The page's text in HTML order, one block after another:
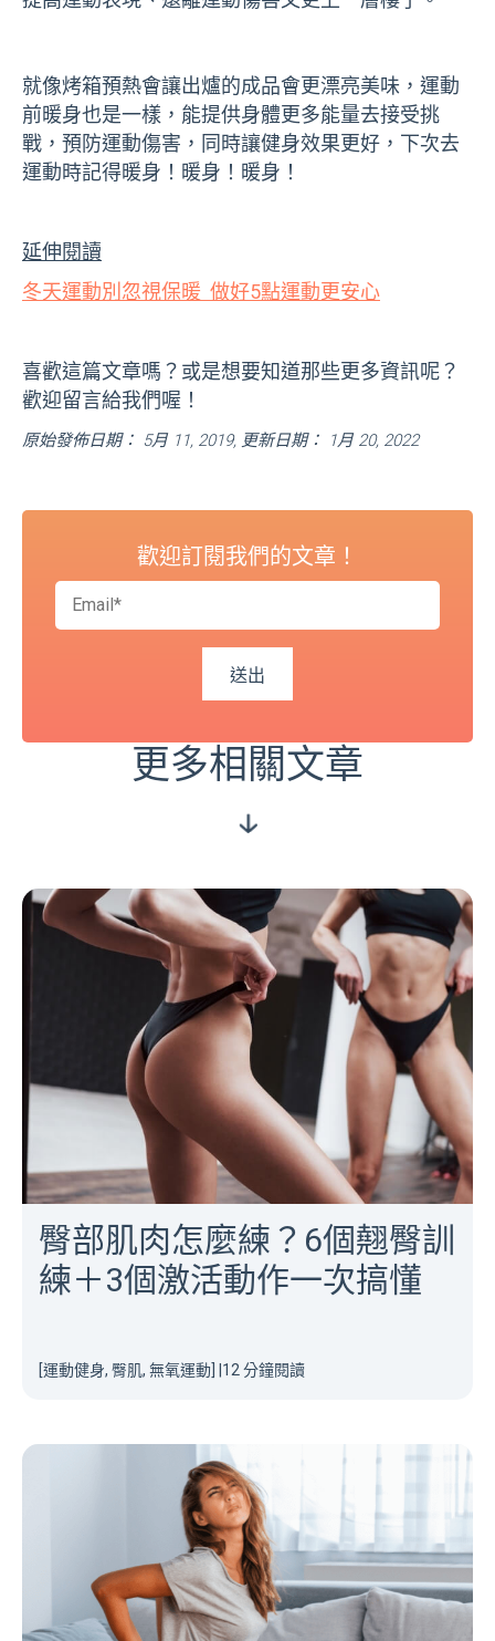
就像烤箱預熱會讓出爐的成品會更漂亮美味，運動
前暖身也是一樣，能提供身體更多能量去接受挑
戰，預防運動傷害，同時讓健身效果更好，下次去
運動時記得暖身！暖身！暖身！
延伸閱讀
冬天運動別忽視保暖 做好5點運動更安心
喜歡這篇文章嗎？或是想要知道那些更多資訊呢？
歡迎留言給我們喔！
原始發佈日期： 5月 11, 2019, 更新日期： 1月 20, 2022
歡迎訂閱我們的文章！
更多相關文章
臀部肌肉怎麼練？6個翹臀訓
練＋3個激活動作一次搞懂
[運動健身, 臀肌, 無氧運動] 12 分鐘閱讀